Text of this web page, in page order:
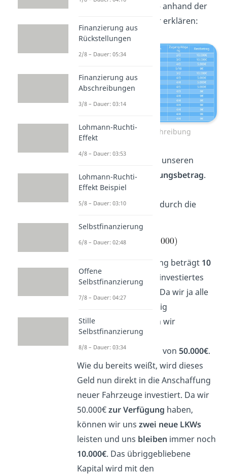
wollen dir das Prinzipanhand der
ersten Zeilen genauer erklären:
Tabelle zur Abschreibung
Zuerst berechnen wir unseren
jährlichen Abschreibungsbetrag.
Wir teilen also die
Anschaffungskosten
durch die
Unsere Erstausstattung beträgt 10
LKWs. Das macht ein investiertes
. Da wir ja alle
zehn Laster gleichzeitig
abschreiben, erhalten wir
insgesamt einen
Abschreibungsbetrag von50.000€.
Wie du bereits weißt, wird dieses
Geld nun direkt in die Anschaffung
neuer Fahrzeuge investiert. Da wir
50.000€zur Verfügung haben,
können wir unszwei neue LKWs
leisten und uns bleiben immer noch
10.000€. Das übriggebliebene
Kapital wird mit den
Finanzierung aus
Rückstellungen
2/8 – Dauer: 05:34
Finanzierung aus
Abschreibungen
3/8 – Dauer: 03:14
Lohmann-Ruchti-
Effekt
4/8 – Dauer: 03:53
Lohmann-Ruchti-
Effekt Beispiel
5/8 – Dauer: 03:10
Selbstfinanzierung
6/8 – Dauer: 02:48
Offene
Selbstfinanzierung
7/8 – Dauer: 04:27
Stille
Selbstfinanzierung
8/8 – Dauer: 03:34